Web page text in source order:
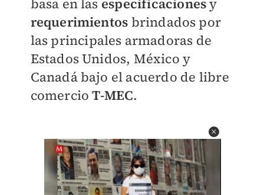
basa en las especificacionesy
requerimientos brindados por
las principales armadoras de
Estados Unidos, México y
Canadá bajo el acuerdo de libre
comercioT-MEC.